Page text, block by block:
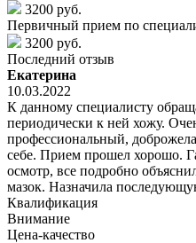
3200 руб.
Первичный прием по
3200 руб.
Последний отзыв
Екатерина
10.03.2022
К данному специалисту
периодически к ней хожу.
профессиональный,
себе. Прием прошел хорошо.
осмотр, все подробно
мазок. Назначила
Квалификация
Внимание
Цена-качество